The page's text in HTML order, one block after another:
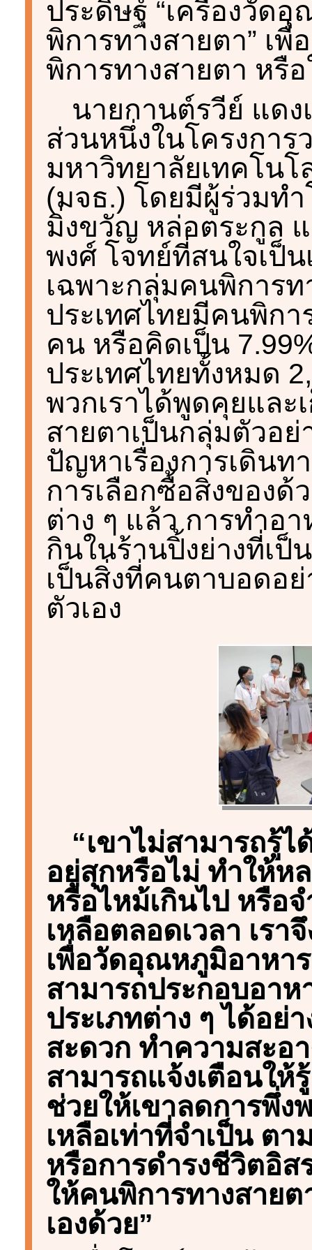
ประดิษฐ์ “เครื่องวัด
พิการทางสายตา” เ
พิการทางสายตา หรื
นายกานต์รวีย์ แดง
ส่วนหนึ่งในโครงการ
มหาวิทยาลัยเทคโนโ
(มจธ.) โดยมีผู้ร่วมท
มิ่งขวัญ หล่อตระกูล
พงศ์ โจทย์ที่สนใจเป็
เฉพาะกลุ่มคนพิการ
ประเทศไทยมีคนพิกา
คน หรือคิดเป็น
ประเทศไทยทั้งหมด
พวกเราได้พูดคุยแล
สายตาเป็นกลุ่มตัวอ
ปัญหาเรื่องการเดินท
การเลือกซื้อสิ่งของด้
ต่าง ๆ แล้ว การทำอ
กินในร้านปิ้งย่างที่เป็
เป็นสิ่งที่คนตาบอดอย่
ตัวเอง
“เขาไม่สามารถรู้
อยู่สุกหรือไม่ ทำให้ห
หรือไหม้เกินไป หรือ
เหลือตลอดเวลา เร
เพื่อวัดอุณหภูมิอาหา
สามารถประกอบอา
ประเภทต่าง ๆ ได้อย่
สะดวก ทำความสะอ
สามารถแจ้งเตือนให้
ช่วยให้เขาลดการพึ่
เหลือเท่าที่จำเป็น ต
หรือการดำรงชีวิตอิ
ให้คนพิการทางสาย
เองด้วย”